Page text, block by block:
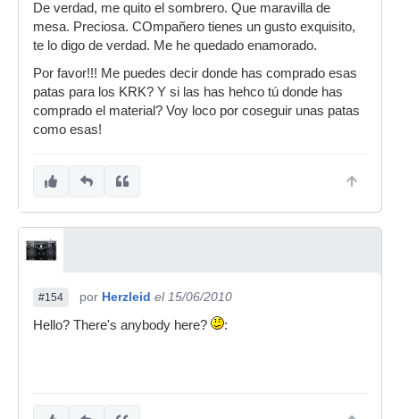
mucho mino y mucho tiempo.
El precio total : 250 e . Tiempo invertido : 25
Tampoco es cosa del otro mundo , tanto en
mueble como el equipo , pero valio para que la
mujer me lo dejara poner en el salon .
foreros que han ido aportando fotos en el hilo
mis ideas , si no hubiera sido por todos vosotros
no tendria mi mueble soñado . MIL
De verdad, me quito el sombrero. Que maravilla de
mesa. Preciosa. COmpañero tienes un gusto exquisito,
te lo digo de verdad. Me he quedado enamorado.
Por favor!!! Me puedes decir donde has comprado esas
patas para los KRK? Y si las has hehco tú donde has
comprado el material? Voy loco por coseguir unas patas
como esas!
#154 por Herzleid el 15/06/2010
Hello? There's anybody here?
: